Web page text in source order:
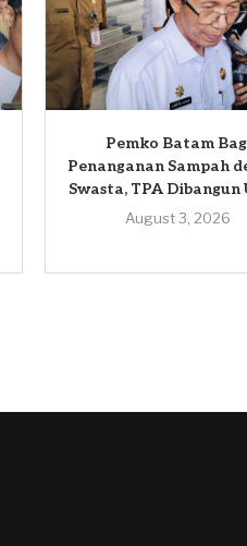
Pemko Batam
Penanganan Sampah
Swasta, TPA Dibangun
August 3, 2026